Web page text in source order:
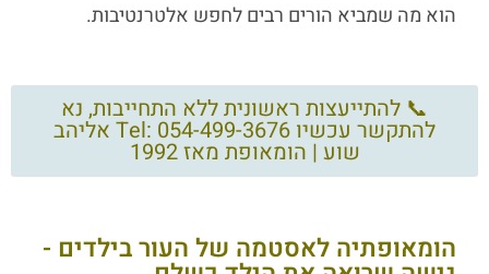
הוא מה שמביא הורים רבים לחפש אלטרנטיבות.
📞 להתייעצות ראשונית ללא התחייבות, נא
להתקשר עכשיו Tel: 054-499-3676 אליהב
שוע | הומאופת מאז 1992
הומאופתיה לאסטמה של העור בילדים -